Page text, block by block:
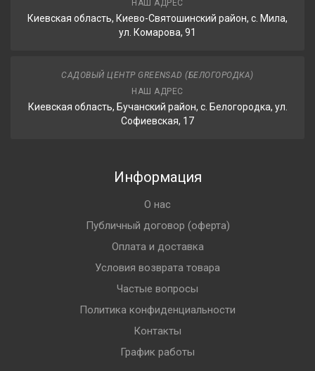
НАШ АДРЕС
Киевская область, Киево-Святошинский район, с. Мила,
ул. Комарова, 91
САДОВЫЙ ЦЕНТР GREENSAD (БЕЛОГОРОДКА)
НАШ АДРЕС
Киевская область, Бучанский район, с. Белогородка, ул.
Софиевская, 17
Информация
О нас
Публичный договор (оферта)
Оплата и доставка
Условия возврата товара
Частые вопросы
Политика конфиденциальности
Контакты
График работы